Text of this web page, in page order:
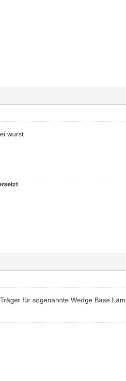
wurst
Träger für sogenannte Wedge Base